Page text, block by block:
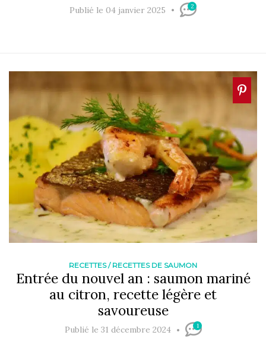
Publié le 04 janvier 2025 2
RECETTES/ RECETTES DE SAUMON
Entrée du nouvel an : saumon mariné
au citron, recette légère et
savoureuse
Publié le 31 décembre 2024 1